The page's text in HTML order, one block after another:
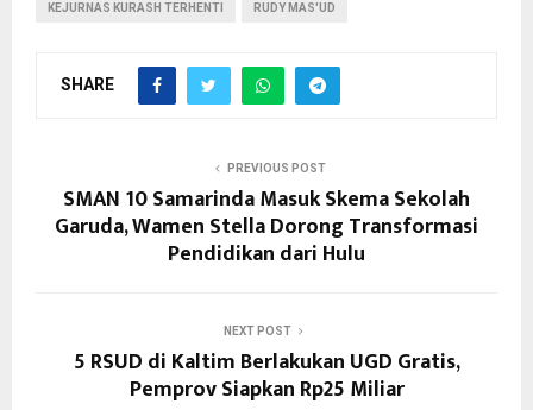
KEJURNAS KURASH TERHENTI RUDY MAS'UD
SHARE
PREVIOUS POST
SMAN 10 Samarinda Masuk Skema Sekolah
Garuda, Wamen Stella Dorong Transformasi
Pendidikan dari Hulu
NEXT POST
5 RSUD di Kaltim Berlakukan UGD Gratis,
Pemprov Siapkan Rp25 Miliar